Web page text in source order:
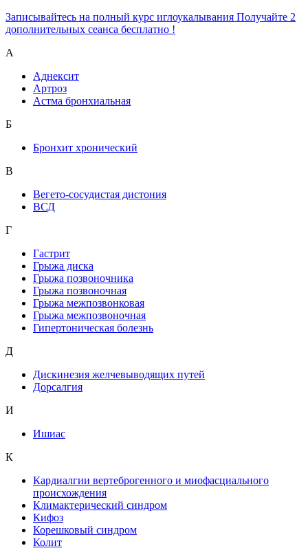
Записывайтесь на полный курс иглоукалывания Получайте 2
дополнительных сеанса бесплатно !
А
Аднексит
Артроз
Астма бронхиальная
Б
Бронхит хронический
В
Вегето-сосудистая дистония
ВСД
Г
Гастрит
Грыжа диска
Грыжа позвоночника
Грыжа позвоночная
Грыжа межпозвонковая
Грыжа межпозвоночная
Гипертоническая болезнь
Д
Дискинезия желчевыводящих путей
Дорсалгия
И
Ишиас
К
Кардиалгии вертеброгенного и миофасциального
происхождения
Климактерический синдром
Кифоз
Корешковый синдром
Колит